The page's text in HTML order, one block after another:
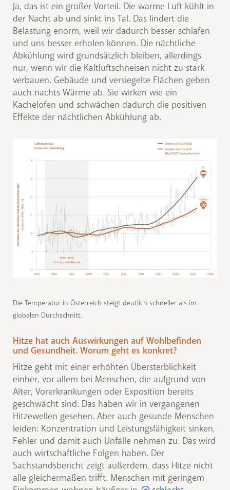
Ja, das ist ein großer Vorteil. Die warme Luft kühlt in
der Nacht ab und sinkt ins Tal. Das lindert die
Belastung enorm, weil wir dadurch besser schlafen
und uns besser erholen können. Die nächtliche
Abkühlung wird grundsätzlich bleiben, allerdings
nur, wenn wir die Kaltluftschneisen nicht zu stark
verbauen. Gebäude und versiegelte Flächen geben
auch nachts Wärme ab. Sie wirken wie ein
Kachelofen und schwächen dadurch die positiven
Effekte der nächtlichen Abkühlung ab.
© Modifiziert nach Zweiten Österreichischen Sachstandsbericht zum Klimawandel
Die Temperatur in Österreich steigt deutlich schneller als im
globalen Durchschnitt.
Hitze hat auch Auswirkungen auf Wohlbefinden
und Gesundheit. Worum geht es konkret?
Hitze geht mit einer erhöhten Übersterblichkeit
einher, vor allem bei Menschen, die aufgrund von
Alter, Vorerkrankungen oder Exposition bereits
geschwächt sind. Das haben wir in vergangenen
Hitzewellen gesehen. Aber auch gesunde Menschen
leiden: Konzentration und Leistungsfähigkeit sinken,
Fehler und damit auch Unfälle nehmen zu. Das wird
auch wirtschaftliche Folgen haben. Der
Sachstandsbericht zeigt außerdem, dass Hitze nicht
alle gleichermaßen trifft. Menschen mit geringem